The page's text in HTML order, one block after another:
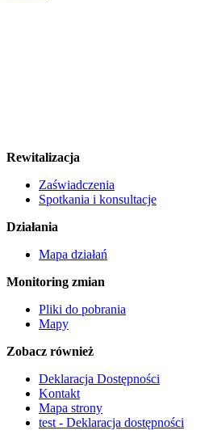
Rewitalizacja
Zaświadczenia
Spotkania i konsultacje
Działania
Mapa działań
Monitoring zmian
Pliki do pobrania
Mapy
Zobacz również
Deklaracja Dostępności
Kontakt
Mapa strony
test - Deklaracja dostępności